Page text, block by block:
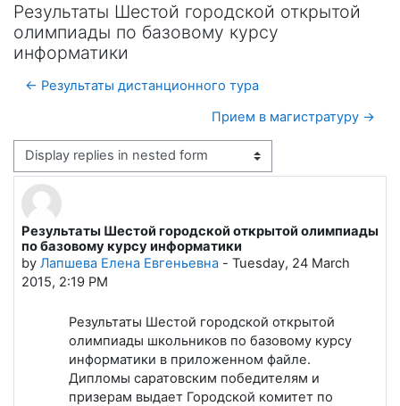
Результаты Шестой городской открытой
олимпиады по базовому курсу
информатики
← Результаты дистанционного тура
Прием в магистратуру →
Display mode
Результаты Шестой городской открытой олимпиады
по базовому курсу информатики
by Лапшева Елена Евгеньевна - Tuesday, 24 March
2015, 2:19 PM
Number of replies: 0
Результаты Шестой городской открытой
олимпиады школьников по базовому курсу
информатики в приложенном файле.
Дипломы саратовским победителям и
призерам выдает Городской комитет по